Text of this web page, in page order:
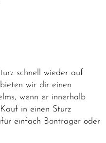
schnell wieder auf
wir dir einen
wenn er innerhalb
in einen Sturz
einfach Bontrager oder